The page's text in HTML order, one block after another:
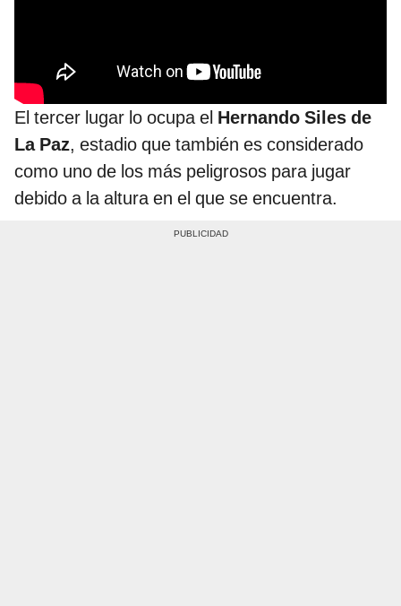
El tercer lugar lo ocupa el Hernando Siles de
La Paz, estadio que también es considerado
como uno de los más peligrosos para jugar
debido a la altura en el que se encuentra.